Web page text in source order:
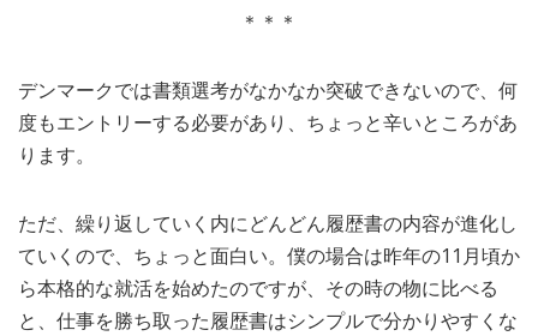
＊＊＊
デンマークでは書類選考がなかなか突破できないので、何
度もエントリーする必要があり、ちょっと辛いところがあ
ります。
ただ、繰り返していく内にどんどん履歴書の内容が進化し
ていくので、ちょっと面白い。僕の場合は昨年の11月頃か
ら本格的な就活を始めたのですが、その時の物に比べる
と、仕事を勝ち取った履歴書はシンプルで分かりやすくな